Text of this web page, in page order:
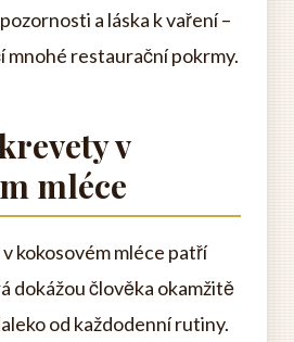
a láska k vaření –
mnohé restaurační pokrmy.
v
mléce
kokosovém mléce patří
dokážou člověka okamžitě
od každodenní rutiny.